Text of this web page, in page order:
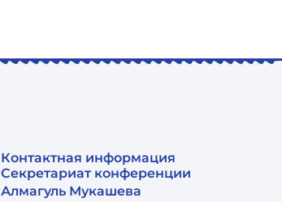
Контактная информация
Секретариат конференции
Алмагуль Мукашева